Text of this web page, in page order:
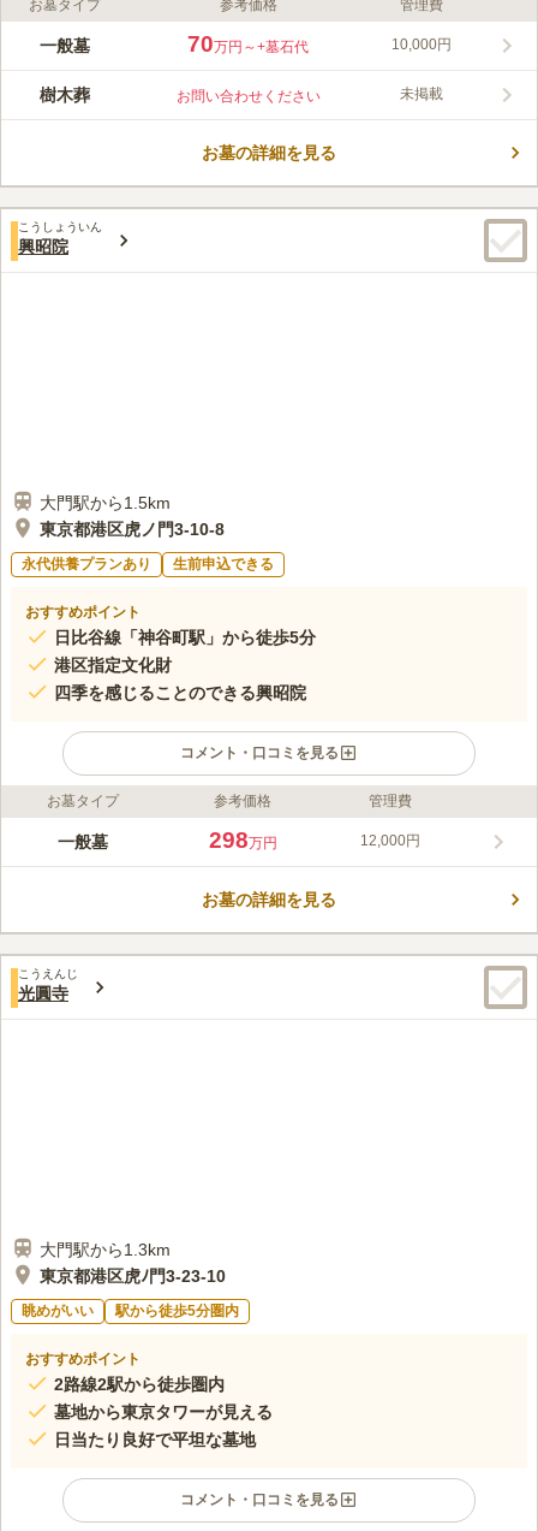
ライフドット編集部のコメント
都営浅草線・大江戸線「大門駅」、都営三田線「御成門駅」、都
クセス抜群な常照院墓苑です。また、駐車場も完備されているの
で、お車でも行くことができます。戦時中の空襲を免れた本堂内
は、緑豊かな囲まれ、墓地までの参道や寺務所なども綺麗に整備
この霊園はまだ誰からも評価されていません。
お墓タイプ 参考価格 管理費
一般墓 70万円～+墓石代 10,000円
樹木葬 お問い合わせください 未掲載
お墓の詳細を見る
こうしょういん
興昭院
大門駅から1.5km
東京都港区虎ノ門3-10-8
永代供養プランあり 生前申込できる
おすすめポイント
日比谷線「神谷町駅」から徒歩5分
港区指定文化財
四季を感じることのできる興昭院
コメント・口コミを見る
ライフドット編集部のコメント
地下鉄日比谷線「神谷町駅」から徒歩5分の立地です。アクセス
かなえてくれた時にこんにゃくをお供えする風習があったことか
口コミ評価
この霊園はまだ誰からも評価されていません。
お墓タイプ 参考価格 管理費
一般墓 298万円 12,000円
お墓の詳細を見る
こうえんじ
光圓寺
大門駅から1.3km
東京都港区虎ﾉ門3-23-10
眺めがいい 駅から徒歩5分圏内
おすすめポイント
2路線2駅から徒歩圏内
墓地から東京タワーが見える
日当たり良好で平坦な墓地
コメント・口コミを見る